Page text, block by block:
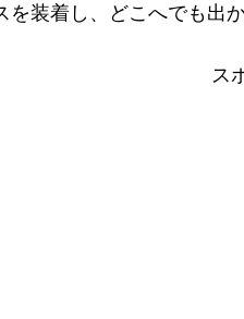
を装着し、どこへでも出
ス